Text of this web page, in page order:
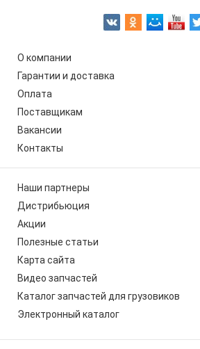
О компании
Гарантии и доставка
Оплата
Поставщикам
Вакансии
Контакты
Наши партнеры
Дистрибьюция
Акции
Полезные статьи
Карта сайта
Видео запчастей
Каталог запчастей для грузовиков
Электронный каталог